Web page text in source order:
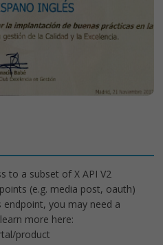
to a subset of X API V2
(e.g. media post, oauth)
you may need a
more here:
product